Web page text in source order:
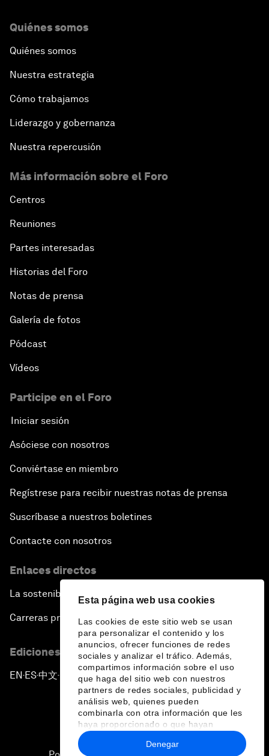
Esta página web usa cookies
Las cookies de este sitio web se usan
para personalizar el contenido y los
anuncios, ofrecer funciones de redes
sociales y analizar el tráfico. Además,
compartimos información sobre el uso
que haga del sitio web con nuestros
partners de redes sociales, publicidad y
análisis web, quienes pueden
combinarla con otra información que les
haya proporcionado o que hayan
recopilado a partir del uso que haya
hecho de sus servicios.
Denegar
Technology Power Play
Green Leadership: Sustainability as Strategy
Navigating The Skies
Greening China's Belt and Road Initiative
Going beyond a Trade War
Why 5G Matters
Climate Change: The Next Financial Crisis?
Digital Health at a Tipping Point
Welcome to the Annual Meeting of the New
Champions 2019
Scaling Up Strategic Technologies
Connecting with Digital ASEAN
Drone Delivery: Transforming Logistics and Lives
Unlocking the Industrial Internet of Things
China, Science and the World
The Real Cost of User Data
Quiénes somos
Quiénes somos
Nuestra estrategia
Cómo trabajamos
Liderazgo y gobernanza
Nuestra repercusión
Más información sobre el Foro
Centros
Reuniones
Partes interesadas
Historias del Foro
Notas de prensa
Galería de fotos
Pódcast
Vídeos
Participe en el Foro
Iniciar sesión
Asóciese con nosotros
Conviértase en miembro
Regístrese para recibir nuestras notas de prensa
Suscríbase a nuestros boletines
Contacte con nosotros
Enlaces directos
La sostenibilidad en el Foro
Carreras profesionales
Ediciones en otros idiomas
EN ▪ES▪中文▪ 日本語